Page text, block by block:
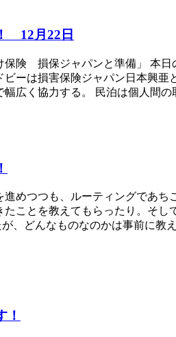
12月22日
保険 損保ジャパンと準備」 本
ーは損害保険ジャパン日本興
広く協力する。 民泊は個人間
めつつも、ルーティングであ
ことを教えてもらったり。そ
、どんなものなのかは事前に
！